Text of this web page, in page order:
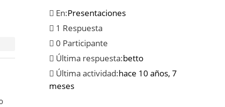
En:Presentaciones
1 Respuesta
0 Participante
Última respuesta:betto
Última actividad:hace 10 años, 7
meses